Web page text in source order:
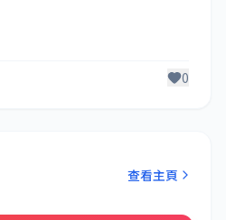
0
查看主頁